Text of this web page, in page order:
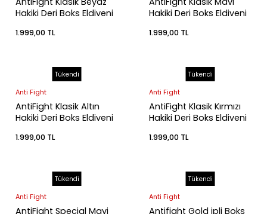
Hakiki Deri Boks Eldiveni
1.999,00 TL
Hakiki Deri Boks Eldiveni
1.999,00 TL
Tükendi
Anti Fight
AntiFight Klasik Altın
Hakiki Deri Boks Eldiveni
1.999,00 TL
Tükendi
Anti Fight
AntiFight Klasik Kırmızı
Hakiki Deri Boks Eldiveni
1.999,00 TL
Tükendi
Anti Fight
AntiFight Special Mavi
Tükendi
Anti Fight
Antifight Gold ipli Boks